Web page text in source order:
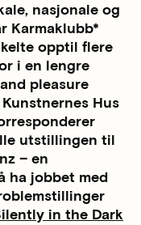
nasjonale og
Karmaklubb*
opptil flere
i en lengre
pleasure
Hus
utstillingen til
– en
ha jobbet med
in the Dark